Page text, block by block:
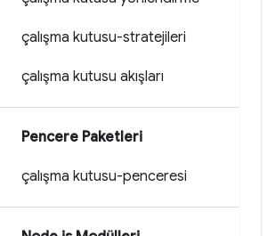
çalışma kutusu-stratejileri
çalışma kutusu akışları
Pencere Paketleri
çalışma kutusu-penceresi